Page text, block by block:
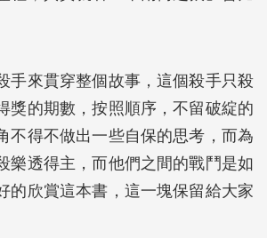
手來貫穿整個故事，這個殺手只殺
獎的期數，按照順序，不留破綻的
不得不做出一些自保的思考，而為
樂透得主，而他們之間的戰鬥是如
的欣賞這本書，這一塊保留給大家